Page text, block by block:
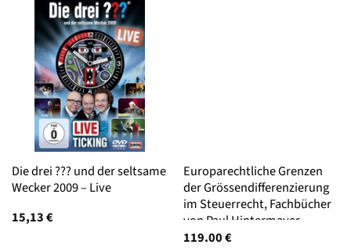
Die drei ??? und der seltsame
Wecker 2009 – Live
15,13€
Europarechtliche Grenzen
der Grössendifferenzierung
im Steuerrecht, Fachbücher
von Paul Hintermayer
119.00€